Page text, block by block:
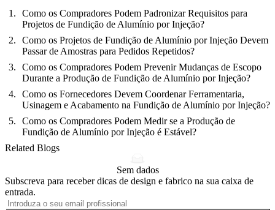
Como os Compradores Podem Padronizar Requisitos para
Projetos de Fundição de Alumínio por Injeção?
Como os Projetos de Fundição de Alumínio por Injeção Devem
Passar de Amostras para Pedidos Repetidos?
Como os Compradores Podem Prevenir Mudanças de Escopo
Durante a Produção de Fundição de Alumínio por Injeção?
Como os Fornecedores Devem Coordenar Ferramentaria,
Usinagem e Acabamento na Fundição de Alumínio por Injeção?
Como os Compradores Podem Medir se a Produção de
Fundição de Alumínio por Injeção é Estável?
Related Blogs
Sem dados
Subscreva para receber dicas de design e fabrico na sua caixa de
entrada.